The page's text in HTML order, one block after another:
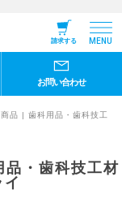
請求する MENU
お問い合わせ
品 | 歯科用品・歯科技工
・歯科技工材